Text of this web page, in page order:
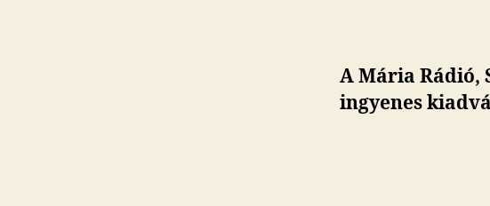
A Mária Rádió,
ingyenes